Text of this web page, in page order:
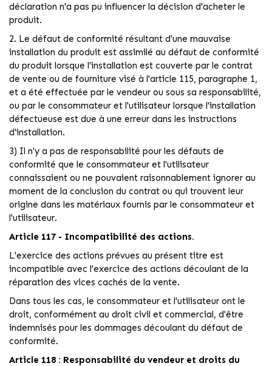
déclaration n'a pas pu influencer la décision d'acheter le
produit.
2. Le défaut de conformité résultant d'une mauvaise
installation du produit est assimilé au défaut de conformité
du produit lorsque l'installation est couverte par le contrat
de vente ou de fourniture visé à l'article 115, paragraphe 1,
et a été effectuée par le vendeur ou sous sa responsabilité,
ou par le consommateur et l'utilisateur lorsque l'installation
défectueuse est due à une erreur dans les instructions
d'installation.
3) Il n'y a pas de responsabilité pour les défauts de
conformité que le consommateur et l'utilisateur
connaissaient ou ne pouvaient raisonnablement ignorer au
moment de la conclusion du contrat ou qui trouvent leur
origine dans les matériaux fournis par le consommateur et
l'utilisateur.
Article 117 - Incompatibilité des actions.
L'exercice des actions prévues au présent titre est
incompatible avec l'exercice des actions découlant de la
réparation des vices cachés de la vente.
Dans tous les cas, le consommateur et l'utilisateur ont le
droit, conformément au droit civil et commercial, d'être
indemnisés pour les dommages découlant du défaut de
conformité.
Article 118 : Responsabilité du vendeur et droits du